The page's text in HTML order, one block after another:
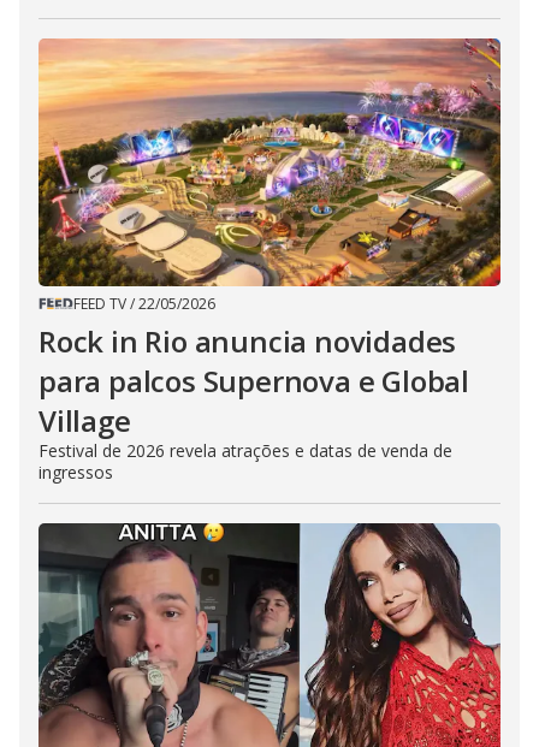
FEED TV/22/05/2026
Rock in Rio anuncia novidades
para palcos Supernova e Global
Village
Festival de 2026 revela atrações e datas de venda de
ingressos